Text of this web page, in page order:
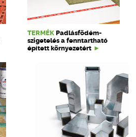
TERMÉK Padlásfödém-
szigetelés a fenntartható
épített környezetért